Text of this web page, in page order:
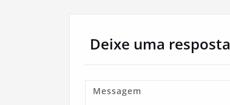
Deixe uma resposta